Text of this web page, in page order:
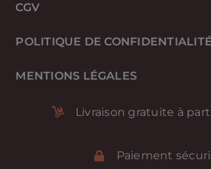
CGV
POLITIQUE DE CONFIDENTIALITÉ
MENTIONS LÉGALES
Livraison gratuite à
Paiement